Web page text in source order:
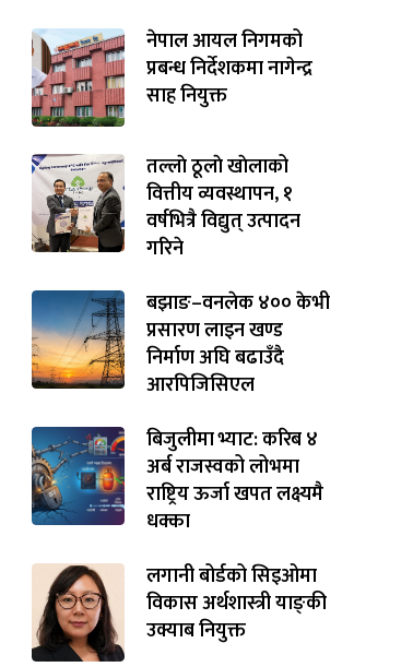
नेपाल आयल निगमको
प्रबन्ध निर्देशकमा नागेन्द्र
साह नियुक्त
तल्लाे ठूलाे खाेलाको
वित्तीय व्यवस्थापन, १
वर्षभित्रै विद्युत् उत्पादन
गरिने
बझाङ–वनलेक ४०० केभी
प्रसारण लाइन खण्ड
निर्माण अघि बढाउँदै
आरपिजिसिएल
बिजुलीमा भ्याट: करिब ४
अर्ब राजस्वको लोभमा
राष्ट्रिय ऊर्जा खपत लक्ष्यमै
धक्का
लगानी बोर्डको सिइओमा
विकास अर्थशास्त्री याङ्‌की
उक्याब नियुक्त